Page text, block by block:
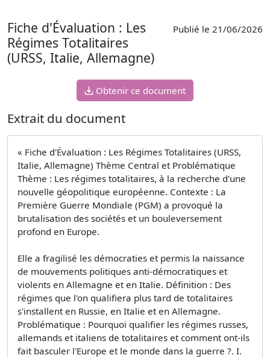
Fiche d'Évaluation : Les
Régimes Totalitaires
(URSS, Italie, Allemagne)
Publié le 21/06/2026
Obtenir ce document
Extrait du document
« Fiche d'Évaluation : Les Régimes Totalitaires (URSS,
Italie, Allemagne) Thème Central et Problématique
Thème : Les régimes totalitaires, à la recherche d'une
nouvelle géopolitique européenne. Contexte : La
Première Guerre Mondiale (PGM) a provoqué la
brutalisation des sociétés et un bouleversement
profond en Europe.
Elle a fragilisé les démocraties et permis la naissance
de mouvements politiques anti-démocratiques et
violents en Allemagne et en Italie. Définition : Des
régimes que l'on qualifiera plus tard de totalitaires
s'installent en Russie, en Italie et en Allemagne.
Problématique : Pourquoi qualifier les régimes russes,
allemands et italiens de totalitaires et comment ont-ils
fait basculer l'Europe et le monde dans la guerre ?. I.